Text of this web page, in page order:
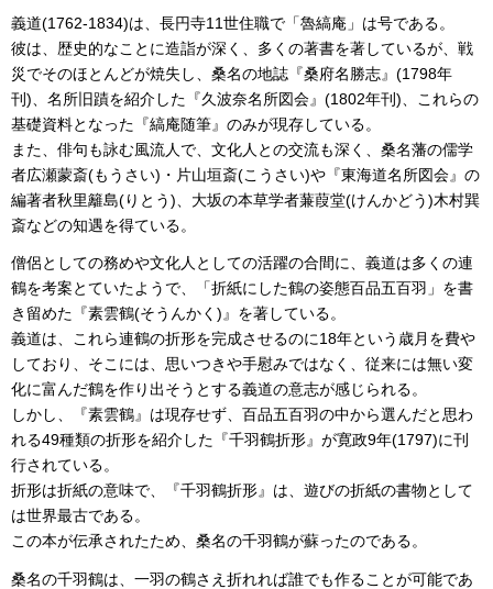
義道(1762-1834)は、長円寺11世住職で「魯縞庵」は号である。
彼は、歴史的なことに造詣が深く、多くの著書を著しているが、戦
災でそのほとんどが焼失し、桑名の地誌『桑府名勝志』(1798年
刊)、名所旧蹟を紹介した『久波奈名所図会』(1802年刊)、これらの
基礎資料となった『縞庵随筆』のみが現存している。
また、俳句も詠む風流人で、文化人との交流も深く、桑名藩の儒学
者広瀬蒙斎(もうさい)・片山垣斎(こうさい)や『東海道名所図会』の
編著者秋里籬島(りとう)、大坂の本草学者蒹葭堂(けんかどう)木村巽
斎などの知遇を得ている。
僧侶としての務めや文化人としての活躍の合間に、義道は多くの連
鶴を考案とていたようで、「折紙にした鶴の姿態百品五百羽」を書
き留めた『素雲鶴(そうんかく)』を著している。
義道は、これら連鶴の折形を完成させるのに18年という歳月を費や
しており、そこには、思いつきや手慰みではなく、従来には無い変
化に富んだ鶴を作り出そうとする義道の意志が感じられる。
しかし、『素雲鶴』は現存せず、百品五百羽の中から選んだと思わ
れる49種類の折形を紹介した『千羽鶴折形』が寛政9年(1797)に刊
行されている。
折形は折紙の意味で、『千羽鶴折形』は、遊びの折紙の書物として
は世界最古である。
この本が伝承されたため、桑名の千羽鶴が蘇ったのである。
桑名の千羽鶴は、一羽の鶴さえ折れれば誰でも作ることが可能であ